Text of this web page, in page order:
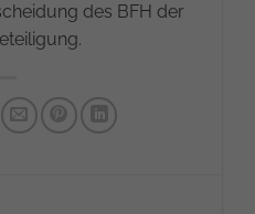
des BFH der